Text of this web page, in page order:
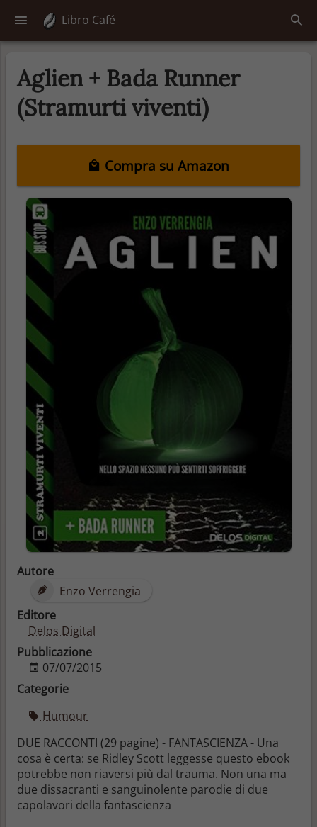
Libro Café
Aglien + Bada Runner
(Stramurti viventi)
Compra su Amazon
Autore
Enzo Verrengia
Editore
Delos Digital
Pubblicazione
07/07/2015
Categorie
Humour
DUE RACCONTI (29 pagine) - FANTASCIENZA - Una
cosa è certa: se Ridley Scott leggesse questo ebook
potrebbe non riaversi più dal trauma. Non una ma
due dissacranti e sanguinolente parodie di due
capolavori della fantascienza